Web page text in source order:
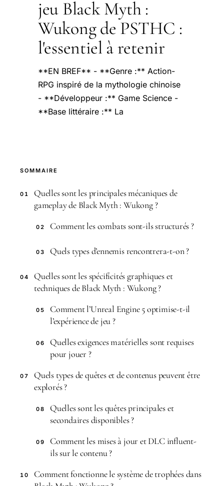
jeu Black Myth :
Wukong de PSTHC :
l'essentiel à retenir
**EN BREF** - **Genre :** Action-
RPG inspiré de la mythologie chinoise
- **Développeur :** Game Science -
**Base littéraire :** La
SOMMAIRE
01
Quelles sont les principales mécaniques de
gameplay de Black Myth : Wukong ?
02 Comment les combats sont-ils structurés ?
03 Quels types d’ennemis rencontrera-t-on ?
04
Quelles sont les spécificités graphiques et
techniques de Black Myth : Wukong ?
05
Comment l’Unreal Engine 5 optimise-t-il
l’expérience de jeu ?
06
Quelles exigences matérielles sont requises
pour jouer ?
07
Quels types de quêtes et de contenus peuvent être
explorés ?
08
Quelles sont les quêtes principales et
secondaires disponibles ?
09
Comment les mises à jour et DLC influent-
ils sur le contenu ?
10
Comment fonctionne le système de trophées dans